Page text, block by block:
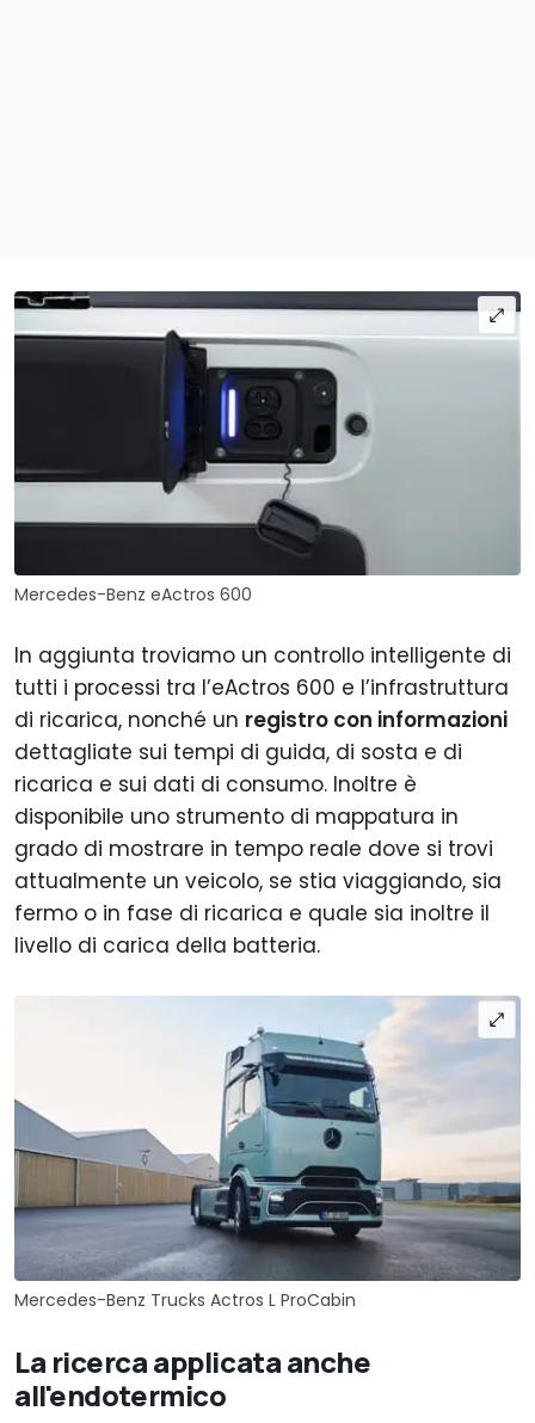
Mercedes-Benz eActros 600
In aggiunta troviamo un controllo intelligente di
tutti i processi tra l’eActros 600 e l’infrastruttura
di ricarica, nonché un registro con informazioni
dettagliate sui tempi di guida, di sosta e di
ricarica e sui dati di consumo. Inoltre è
disponibile uno strumento di mappatura in
grado di mostrare in tempo reale dove si trovi
attualmente un veicolo, se stia viaggiando, sia
fermo o in fase di ricarica e quale sia inoltre il
livello di carica della batteria.
Mercedes-Benz Trucks Actros L ProCabin
La ricerca applicata anche
all'endotermico